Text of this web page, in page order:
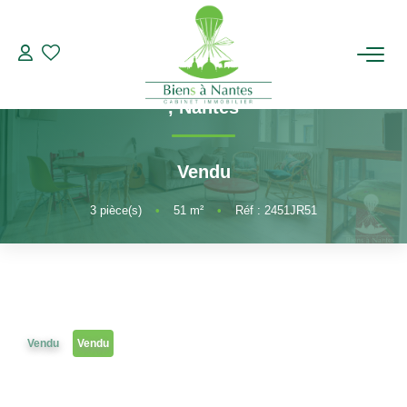
ACHETER
ESTIMER
Référence 2451JR51
Appartement Nantes 3 pièces MELLINET
,Nantes
Vendu
3 pièce(s) • 51 m² • Réf : 2451JR51
Vendu Vendu